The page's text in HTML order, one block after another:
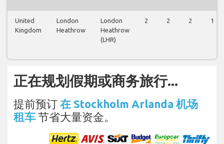
United
Kingdom
London
Heathrow
London
Heathrow
(LHR)
2 2 2 1
正在规划假期或商务旅行...
提前预订 在 Stockholm Arlanda 机场
租车 节省大量资金。